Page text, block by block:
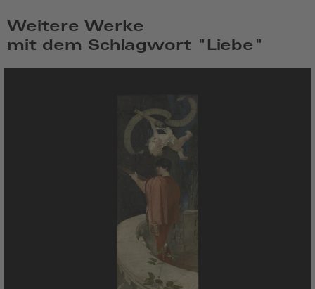
Weitere Werke
mit dem Schlagwort "Liebe"